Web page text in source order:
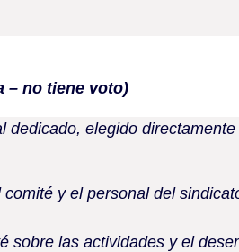
– no tiene voto)
dedicado, elegido
y el personal del
sobre las actividades y el